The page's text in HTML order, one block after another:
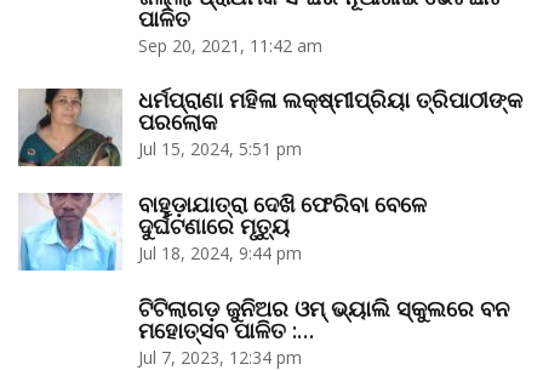
ପାଳିତ
Sep 20, 2021, 11:42 am
ଧର୍ମପ୍ରାଣା ମହିଳା ଲକ୍ଷ୍ମୀପ୍ରିୟା ତ୍ରିପାଠୀଙ୍କ
ପରଲୋକ
Jul 15, 2024, 5:51 pm
ବାହୁଡ଼ାଯାତ୍ରା ଦେଖି ଫେରିବା ବେଳେ
ଦୁର୍ଘଟଣାରେ ମୃତ୍ୟୁ
Jul 18, 2024, 9:44 pm
ଟିଟିଲାଗଡ଼ ଜୁନିଅର ଓମ୍‌ ଭ୍ୟାଲି ସ୍କୁଲରେ ବନ
ମହୋତ୍ସବ ପାଳିତ :…
Jul 7, 2023, 12:34 pm